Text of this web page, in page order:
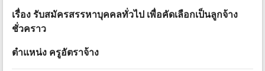
เรื่อง รับสมัครสรรหาบุคคลทั่วไป เพื่อคัดเลือกเป็นลูกจ้าง
ชั่วคราว
ตําแหน่ง ครูอัตราจ้าง